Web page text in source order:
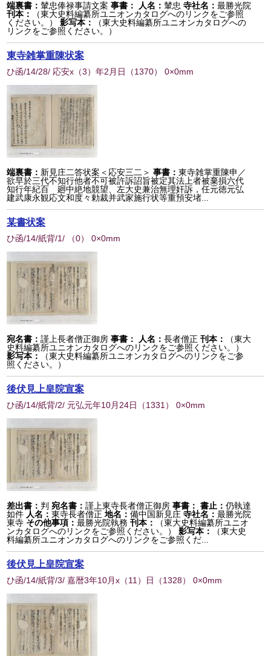
端裏書：輦忠俸禄事請文案 事書： 人名：輦忠 寺社名：最勝光院
刊本：
（東大史料編纂所ユニオンカタログへのリンクをご参照
ください。）
影写本：
（東大史料編纂所ユニオンカタログへの
リンクをご参照ください。）
東寺雑掌重陳状案
ひ函/14/28/ 応安x（3）年2月日 （1370） 0×0mm
端裏書： 新見庄二答状案＜応安三二＞ 事書：東寺雑掌重陳申／
欲早於三代不知行他者不可被許訴詔旨被定其法上者被棄損六代
知行年紀百 廻中絶地競望、左大史兼治無理奸訴，任元徳元弘
建武康永観応文和度々勅裁并武家施行状等重預安堵...
某書状案
ひ函/14/紙背/1/ （0） 0×0mm
宛名書：謹上長者僧正御房 事書： 人名：長者僧正 刊本：
（東大
史料編纂所ユニオンカタログへのリンクをご参照ください。）
影写本：
（東大史料編纂所ユニオンカタログへのリンクをご参
照ください。）
後伏見上皇院宣案
ひ函/14/紙背/2/ 元弘元年10月24日 （1331 ） 0×0mm
差出書： 判 宛名書：謹上東寺長者僧正御房 事書： 書止：仍執達
如件 人名：東寺長者僧正 地名：備中国新見庄 寺社名：最勝光院
東寺 その他事項：最勝光院執務 刊本：
（東大史料編纂所ユニオ
ンカタログへのリンクをご参照ください。）
影写本：
（東大史
料編纂所ユニオンカタログへのリンクをご参照くだ...
後伏見上皇院宣案
ひ函/14/紙背/3/ 嘉暦3年10月x（11）日 （1328） 0×0mm